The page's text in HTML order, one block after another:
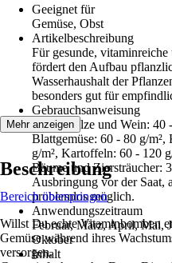
Geeignet für
Gemüse, Obst
Artikelbeschreibung
Für gesunde,
fördert den Aufbau
Wasserhaushalt der
besonders gut für
Gebrauchsanweisung
Obstgehölze und Wein: 40
Blattgemüse: 60 - 80 g/
g/m², Kartoffeln: 60 - 120
Bäume und Ziersträucher:
Ausbringung vor der Saat,
problemlos möglich.
Anwendungszeitraum
Februar, März, April, Mai,
Oktober
Inhalt
Mehr anzeigen
Beschreibung
Bereich überspringen
Willst Du echte Vitaminbomben
Gemüse während ihres
versorgen.